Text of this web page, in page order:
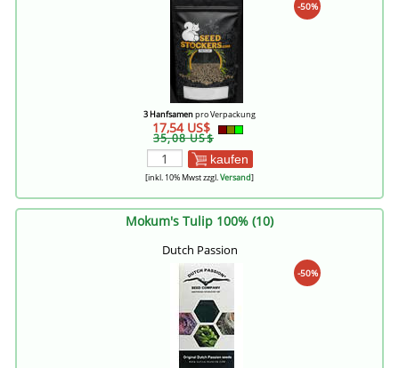
-50%
3 Hanfsamenpro Verpackung
17,54 US$
35,08 US$
kaufen
[inkl. 10% Mwst zzgl.Versand]
Mokum's Tulip 100% (10)
Dutch Passion
-50%